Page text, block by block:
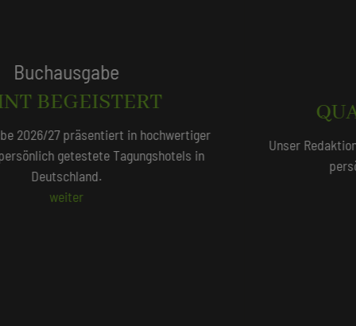
QUALITÄTSGEPRÜFT!
Unser Redaktionsteam empfiehlt 250 Tagungshotels, die
persönlich vor Ort geprüft wurden.